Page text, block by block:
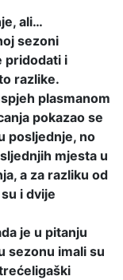
ali…
sezoni
pridodati i
razlike.
plasmanom
pokazao se
posljednje, no
mjesta u
a za razliku od
i dvije
je u pitanju
sezonu imali su